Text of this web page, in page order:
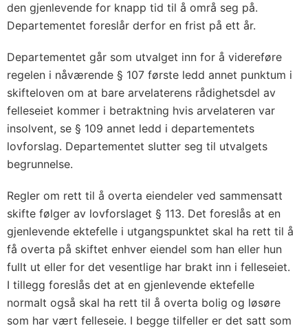
den gjenlevende for knapp tid til å områ seg på.
Departementet foreslår derfor en frist på ett år.
Departementet går som utvalget inn for å videreføre
regelen i nåværende § 107 første ledd annet punktum i
skifteloven om at bare arvelaterens rådighetsdel av
felleseiet kommer i betraktning hvis arvelateren var
insolvent, se § 109 annet ledd i departementets
lovforslag. Departementet slutter seg til utvalgets
begrunnelse.
Regler om rett til å overta eiendeler ved sammensatt
skifte følger av lovforslaget § 113. Det foreslås at en
gjenlevende ektefelle i utgangspunktet skal ha rett til å
få overta på skiftet enhver eiendel som han eller hun
fullt ut eller for det vesentlige har brakt inn i felleseiet.
I tillegg foreslås det at en gjenlevende ektefelle
normalt også skal ha rett til å overta bolig og løsøre
som har vært felleseie. I begge tilfeller er det satt som